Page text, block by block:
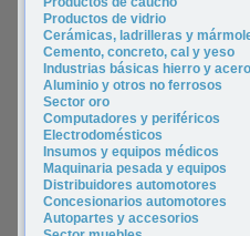
Productos de vidrio
Cerámicas, ladrilleras y
Cemento, concreto, cal y yeso
Industrias básicas hierro y acero
Aluminio y otros no ferrosos
Sector oro
Computadores y periféricos
Electrodomésticos
Insumos y equipos médicos
Maquinaria pesada y equipos
Distribuidores automotores
Concesionarios automotores
Autopartes y accesorios